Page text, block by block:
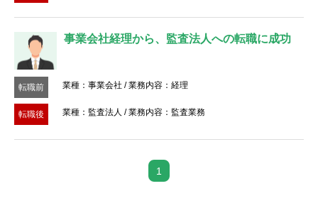
事業会社経理から、監査法人への転職に成功
転職前 業種：事業会社 / 業務内容：経理
転職後 業種：監査法人 / 業務内容：監査業務
1